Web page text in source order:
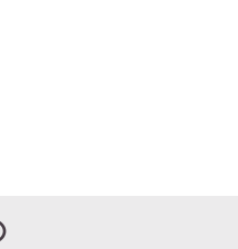
café…
végétal fusionnent dans
riche en protéines, léger